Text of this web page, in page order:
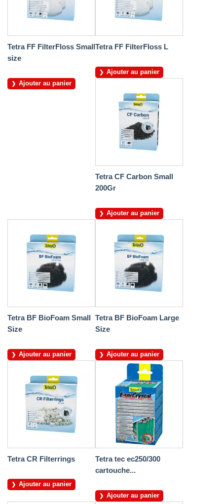
Tetra FF FilterFloss Small
size
Ajouter au panier
Tetra FF FilterFloss L
Ajouter au panier
Tetra CF Carbon Small
200Gr
Ajouter au panier
Tetra BF BioFoam Small
Size
Ajouter au panier
Tetra BF BioFoam Large
Size
Ajouter au panier
Tetra CR Filterrings
Ajouter au panier
Tetra tec ec250/300
cartouche...
Ajouter au panier